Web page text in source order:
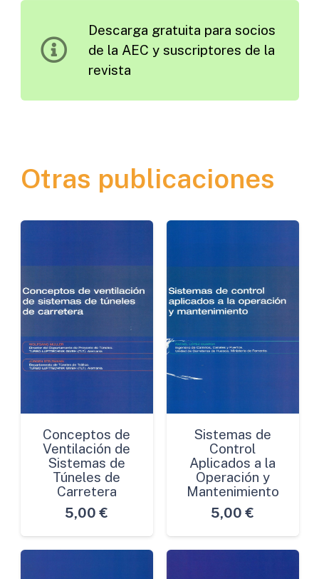
Seguros
Descarga gratuita para socios
de la AEC y suscriptores de la
revista
Otras publicaciones
Conceptos de
Ventilación de
Sistemas de
Túneles de
Carretera
5,00 €
Sistemas de
Control
Aplicados a la
Operación y
Mantenimiento
5,00 €